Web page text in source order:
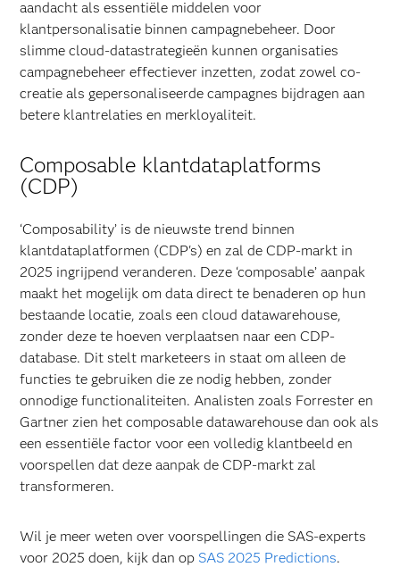
aandacht als essentiële middelen voor
klantpersonalisatie binnen campagnebeheer. Door
slimme cloud-datastrategieën kunnen organisaties
campagnebeheer effectiever inzetten, zodat zowel co-
creatie als gepersonaliseerde campagnes bijdragen aan
betere klantrelaties en merkloyaliteit.
Composable klantdataplatforms
(CDP)
‘Composability’ is de nieuwste trend binnen
klantdataplatformen (CDP's) en zal de CDP-markt in
2025 ingrijpend veranderen. Deze ‘composable’ aanpak
maakt het mogelijk om data direct te benaderen op hun
bestaande locatie, zoals een cloud datawarehouse,
zonder deze te hoeven verplaatsen naar een CDP-
database. Dit stelt marketeers in staat om alleen de
functies te gebruiken die ze nodig hebben, zonder
onnodige functionaliteiten. Analisten zoals Forrester en
Gartner zien het composable datawarehouse dan ook als
een essentiële factor voor een volledig klantbeeld en
voorspellen dat deze aanpak de CDP-markt zal
transformeren.
Wil je meer weten over voorspellingen die SAS-experts
voor 2025 doen, kijk dan op SAS 2025 Predictions.